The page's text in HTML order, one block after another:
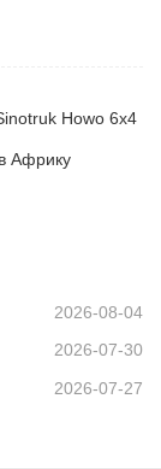
Howo 6x4
Африку
2026-08-04
2026-07-30
2026-07-27